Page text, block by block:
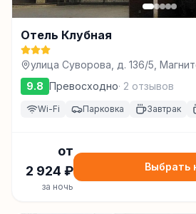
Отель Клубная
улица Суворова, д. 136/5,
9.8 Превосходно· 2 отзывов
Wi-Fi Парковка Завтрак
от
2 924 ₽
за ночь
Выбрать